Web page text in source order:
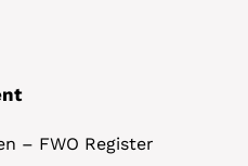
– FWO Register